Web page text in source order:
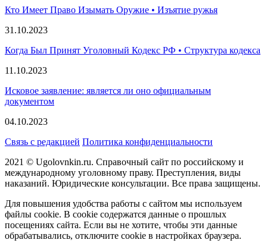
Кто Имеет Право Изымать Оружие • Изъятие ружья
31.10.2023
Когда Был Принят Уголовный Кодекс РФ • Структура кодекса
11.10.2023
Исковое заявление: является ли оно официальным
документом
04.10.2023
Связь с редакцией Политика конфиденциальности
2021 © Ugolovnkin.ru. Справочный сайт по российскому и
международному уголовному праву. Преступления, виды
наказаний. Юридические консультации. Все права защищены.
Для повышения удобства работы с сайтом мы используем
файлы cookie. В cookie содержатся данные о прошлых
посещениях сайта. Если вы не хотите, чтобы эти данные
обрабатывались, отключите cookie в настройках браузера.